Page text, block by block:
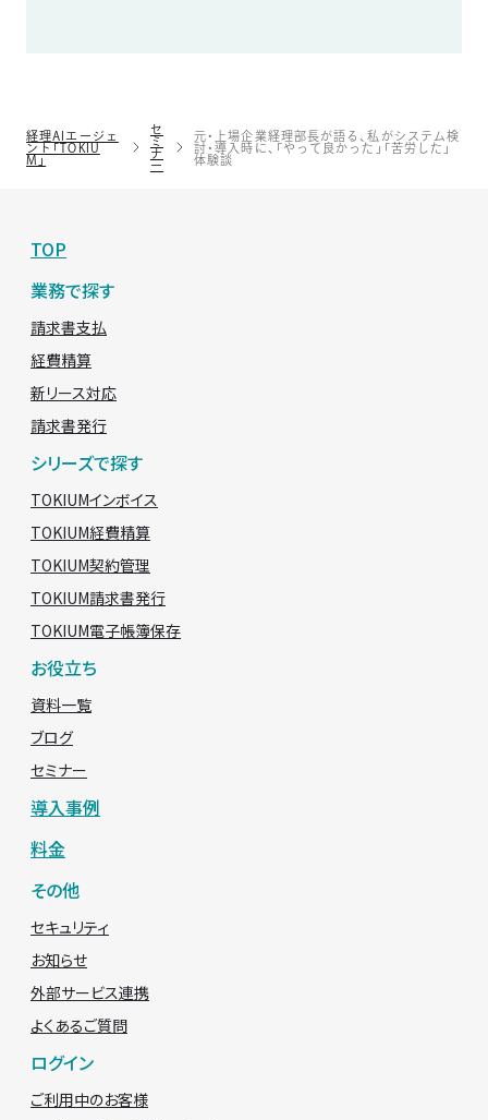
経理AIエージェ
ント「TOKIU
M」
セ
ミ
ナ
ー
元・上場企業経理部長が語る、私がシステム検
討・導入時に、「やって良かった」「苦労した」
体験談
TOP
業務で探す
請求書支払
経費精算
新リース対応
請求書発行
シリーズで探す
TOKIUMインボイス
TOKIUM経費精算
TOKIUM契約管理
TOKIUM請求書発行
TOKIUM電子帳簿保存
お役立ち
資料一覧
ブログ
セミナー
導入事例
料金
その他
セキュリティ
お知らせ
外部サービス連携
よくあるご質問
ログイン
ご利用中のお客様